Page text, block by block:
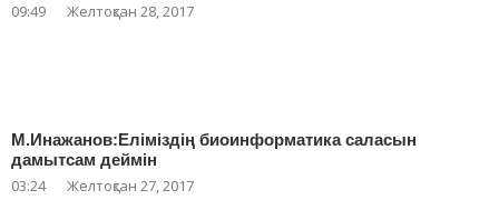
09:49 Желтоқсан 28, 2017
М.Инажанов:Еліміздің биоинформатика саласын
дамытсам деймін
03:24 Желтоқсан 27, 2017